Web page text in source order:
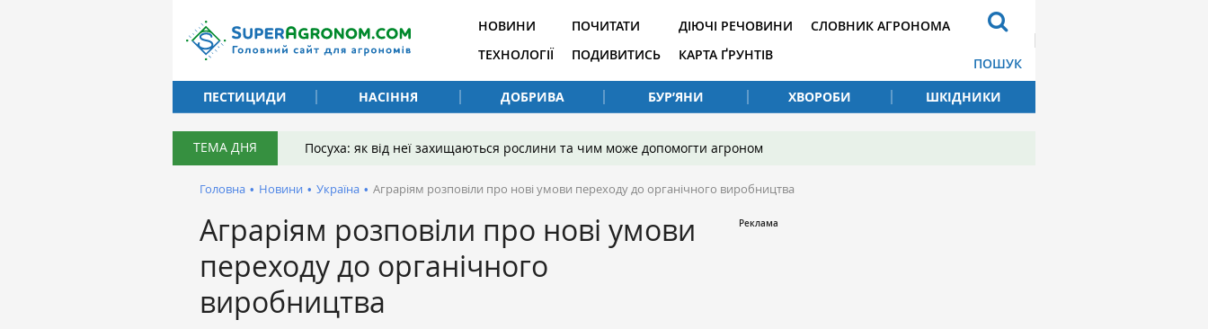
НОВИНИ
ТЕХНОЛОГІЇ
ПОЧИТАТИ
ПОДИВИТИСЬ
ДІЮЧІ РЕЧОВИНИ
КАРТА ҐРУНТІВ
СЛОВНИК АГРОНОМА
ПОШУК
ПЕСТИЦИДИ
НАСІННЯ ДОБРИВА БУР’ЯНИ ХВОРОБИ ШКІДНИКИ
ТЕМА ДНЯ Посуха: як від неї захищаються рослини та чим може допомогти агроном
Головна • Новини • Україна • Аграріям розповіли про нові умови переходу до органічного виробництва
Аграріям розповіли про нові умови
переходу до органічного
виробництва